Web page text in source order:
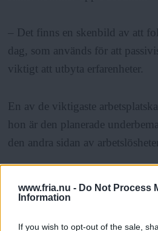
www.fria.nu - Do Not Process
Information
If you wish to opt-out of the sale,
– Det finns en skenbild av att
dag, som används för att
viktigt att utbyta erfarenheter.
En av de viktigaste
hon är den planerade
den andra sidan av
till. Det här möjliggörs av att vi